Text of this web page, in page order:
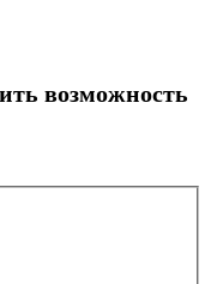
возможность